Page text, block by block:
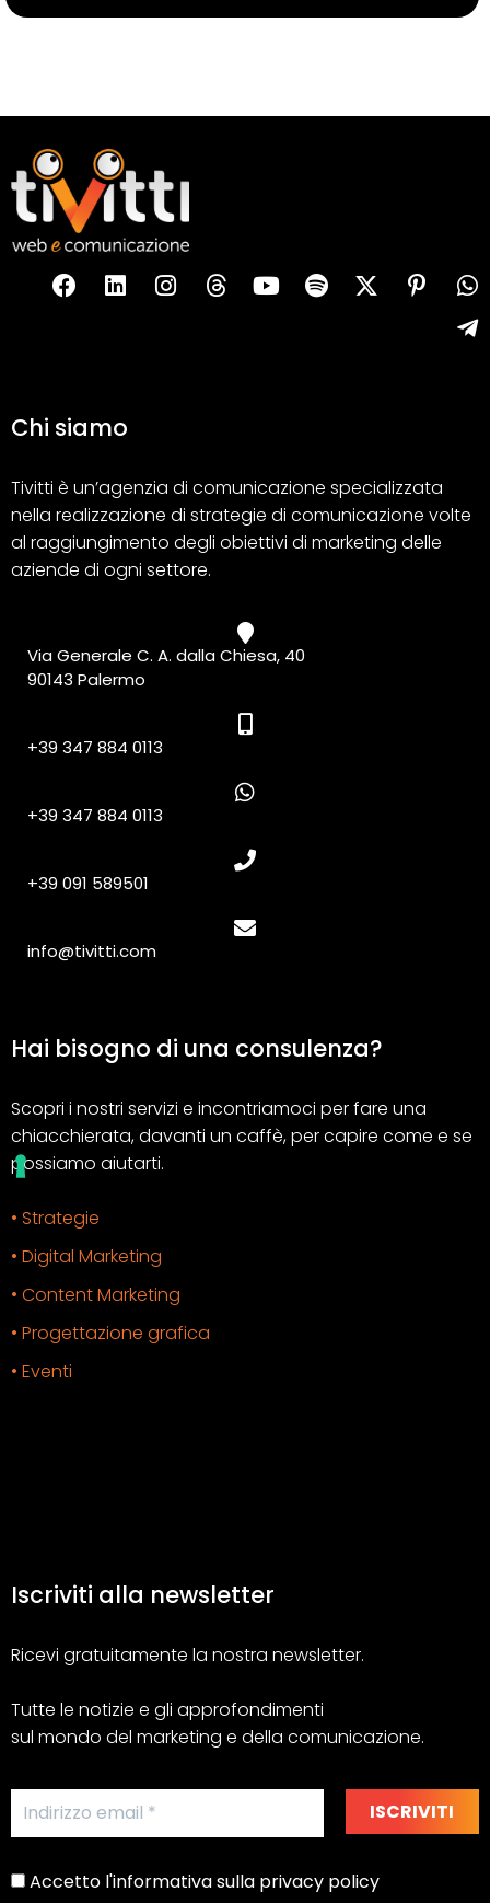
Chi siamo
Tivitti è un’agenzia di comunicazione specializzata
nella realizzazione di strategie di comunicazione volte
al raggiungimento degli obiettivi di marketing delle
aziende di ogni settore.
Via Generale C. A. dalla Chiesa, 40
90143 Palermo
+39 347 884 0113
+39 347 884 0113
+39 091 589501
info@tivitti.com
Hai bisogno di una consulenza?
Scopri i nostri servizi e incontriamoci per fare una
chiacchierata, davanti un caffè, per capire come e se
possiamo aiutarti.
• Strategie
• Digital Marketing
• Content Marketing
• Progettazione grafica
• Eventi
Iscriviti alla newsletter
Ricevi gratuitamente la nostra newsletter.
Tutte le notizie e gli approfondimenti
sul mondo del marketing e della comunicazione.
Accetto l'informativa sulla privacy policy